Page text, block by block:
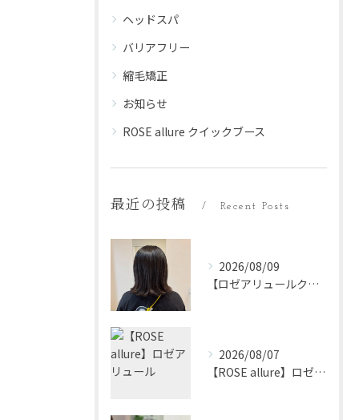
ヘッドスパ
バリアフリー
縮毛矯正
お知らせ
ROSE allure クイックブース
最近の投稿 Recent Posts
2026/08/09
【ロゼアリュールクイックブース】
2026/08/07
【ROSE allure】ロゼアリュール